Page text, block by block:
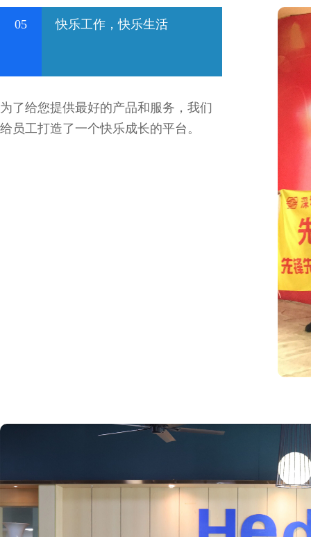
05 快乐工作，快乐生活
为了给您提供最好的产品和服务，我们
给员工打造了一个快乐成长的平台。